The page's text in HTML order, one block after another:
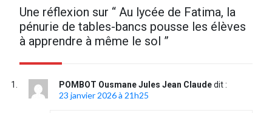
Une réflexion sur “Au lycée de Fatima, la
pénurie de tables-bancs pousse les élèves
à apprendre à même le sol ”
POMBOT Ousmane Jules Jean Claude dit :
23 janvier 2026 à 21h25